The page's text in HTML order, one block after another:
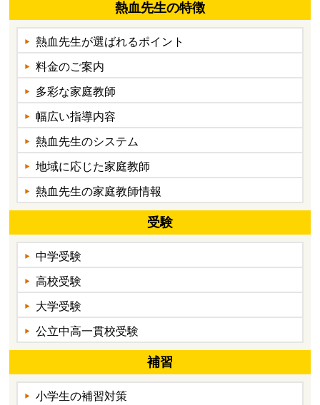
熱血先生の特徴
熱血先生が選ばれるポイント
料金のご案内
多彩な家庭教師
幅広い指導内容
熱血先生のシステム
地域に応じた家庭教師
熱血先生の家庭教師情報
受験
中学受験
高校受験
大学受験
公立中高一貫校受験
補習
小学生の補習対策